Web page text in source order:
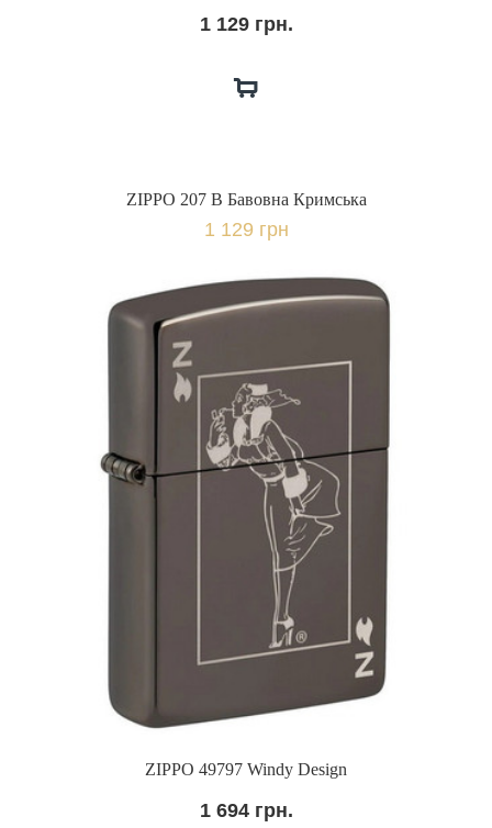
1 129 грн.
ZIPPO 207 B Бавовна Кримська
1 129 грн
ZIPPO 49797 Windy Design
1 694 грн.